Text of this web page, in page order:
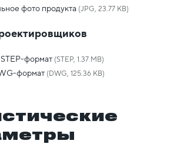
фото продукта (JPG, 23.77 KB)
формат (STEP, 1.37 MB)
формат (DWG, 125.36 KB)